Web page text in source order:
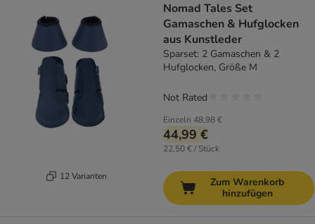
12 Varianten
Nomad Tales Set
Gamaschen & Hufglocken
aus Kunstleder
Sparset: 2 Gamaschen & 2
Hufglocken, Größe M
Einzeln 48,98 €
44,99 €
22,50 € / Stück
Not Rated
Zum Warenkorb
hinzufügen